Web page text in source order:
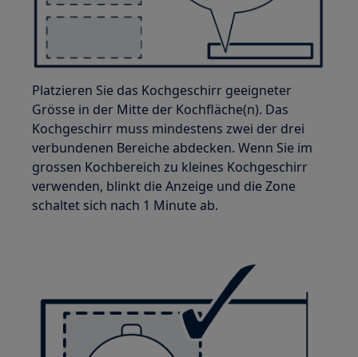
Platzieren Sie das Kochgeschirr geeigneter
Grösse in der Mitte der Kochfläche(n). Das
Kochgeschirr muss mindestens zwei der drei
verbundenen Bereiche abdecken. Wenn Sie im
grossen Kochbereich zu kleines Kochgeschirr
verwenden, blinkt die Anzeige und die Zone
schaltet sich nach 1 Minute ab.